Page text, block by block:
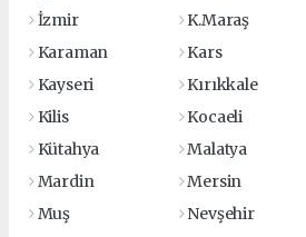
İzmir
K.Maraş
Karaman
Kars
Kayseri
Kırıkkale
Kilis
Kocaeli
Kütahya
Malatya
Mardin
Mersin
Muş
Nevşehir